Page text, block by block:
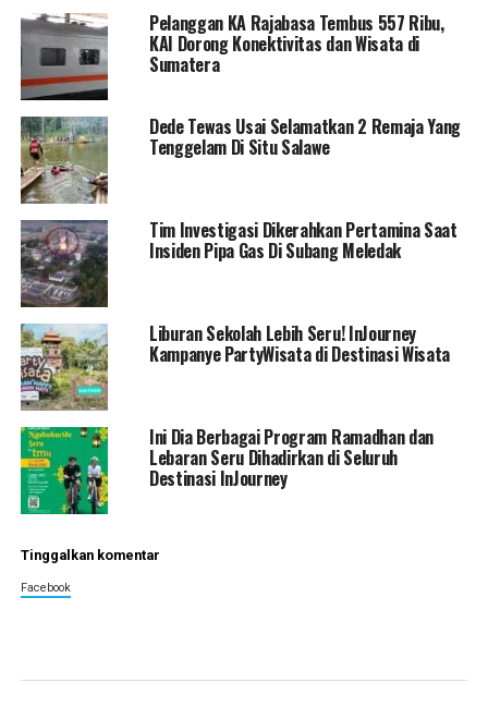
Pelanggan KA Rajabasa Tembus 557 Ribu,
KAI Dorong Konektivitas dan Wisata di
Sumatera
Dede Tewas Usai Selamatkan 2 Remaja Yang
Tenggelam Di Situ Salawe
Tim Investigasi Dikerahkan Pertamina Saat
Insiden Pipa Gas Di Subang Meledak
Liburan Sekolah Lebih Seru! InJourney
Kampanye PartyWisata di Destinasi Wisata
Ini Dia Berbagai Program Ramadhan dan
Lebaran Seru Dihadirkan di Seluruh
Destinasi InJourney
Tinggalkan komentar
Facebook